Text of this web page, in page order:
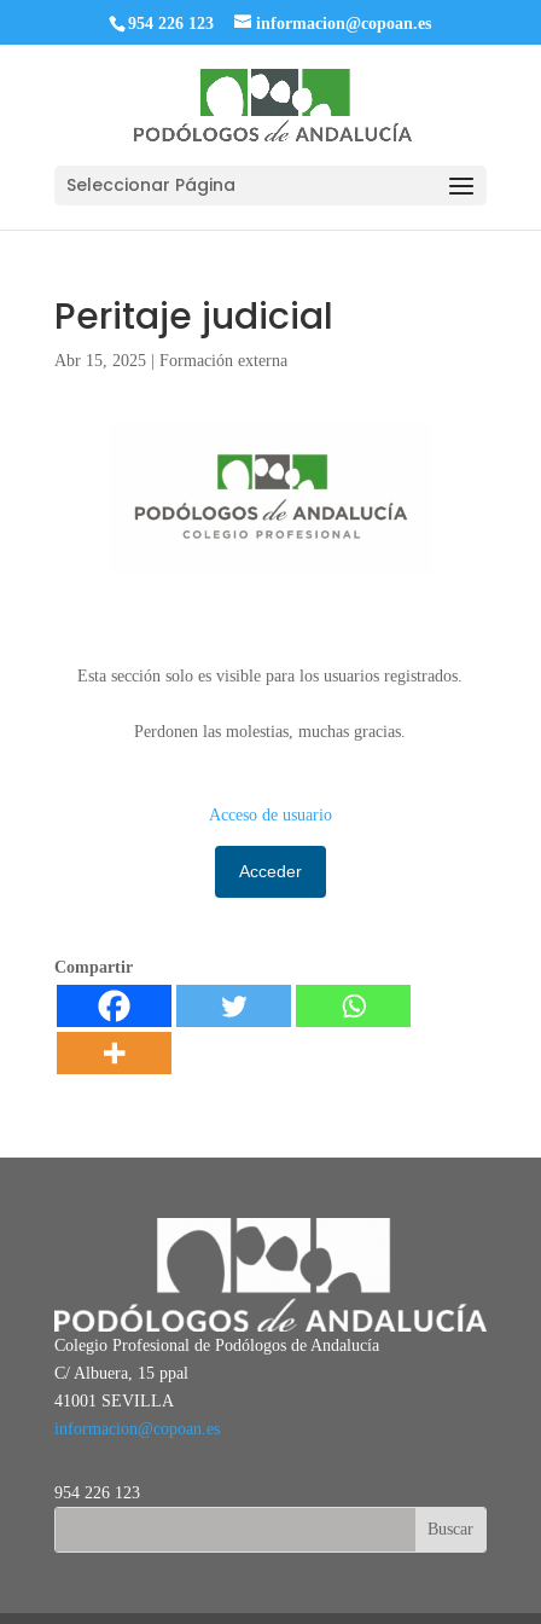
954 226 123 informacion@copoan.es
Seleccionar Página
Peritaje judicial
Abr 15, 2025| Formación externa
Esta sección solo es visible para los usuarios registrados.
Perdonen las molestias, muchas gracias.
Acceso de usuario
Acceder
Compartir
Colegio Profesional de Podólogos de Andalucía
C/ Albuera, 15 ppal
41001 SEVILLA
informacion@copoan.es
954 226 123